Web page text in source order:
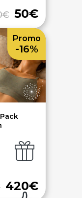
50€
420€
Promo
-16%
au vendredi
18h